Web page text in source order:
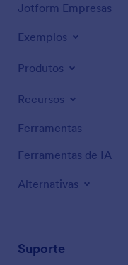
Jotform Empresas
Exemplos
Produtos
Recursos
Ferramentas
Ferramentas de IA
Alternativas
Suporte